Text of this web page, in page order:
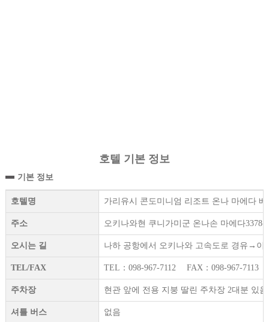
호텔 기본 정보
기본 정보
호텔명 가리유시 콘도미니엄 리조트 온나 마에다 베
주소 오키나와현 쿠니가미군 온나손 마에다3378-6
오시는 길 나하 공항에서 오키나와 고속도로 경유→이
TEL/FAX TEL：098-967-7112 FAX：098-967-7113
주차장 현관 앞에 전용 지붕 딸린 주차장 2대분 있
셔틀 버스 없음